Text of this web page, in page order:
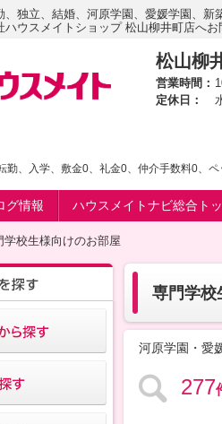
、独立、結婚、河原学園、愛媛学園、
ウスメイトショップ 松山柳井町店へお
松山柳
営業時間：
定休日：
勤、入学、敷金0、礼金0、仲介手数料0、
グ情報 ハウスメイトナビ総合ト
学校生様向けのお部屋
専門学校
河原学園・愛
277